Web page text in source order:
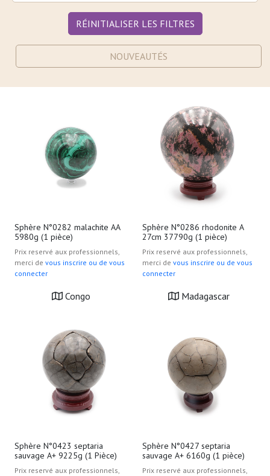
RÉINITIALISER LES FILTRES
NOUVEAUTÉS
Sphère N°0282 malachite AA
5980g (1 pièce)
Prix reservé aux professionnels,
merci de vous inscrire ou de vous
connecter
Congo
Sphère N°0286 rhodonite A
27cm 37790g (1 pièce)
Prix reservé aux professionnels,
merci de vous inscrire ou de vous
connecter
Madagascar
Sphère N°0423 septaria
sauvage A+ 9225g (1 Pièce)
Prix reservé aux professionnels,
Sphère N°0427 septaria
sauvage A+ 6160g (1 pièce)
Prix reservé aux professionnels,